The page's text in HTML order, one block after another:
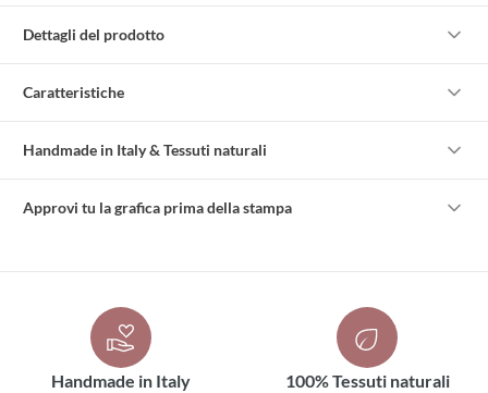
Dettagli del prodotto
Caratteristiche
Handmade in Italy & Tessuti naturali
Approvi tu la grafica prima della stampa
Handmade in Italy 100% Tessuti naturali